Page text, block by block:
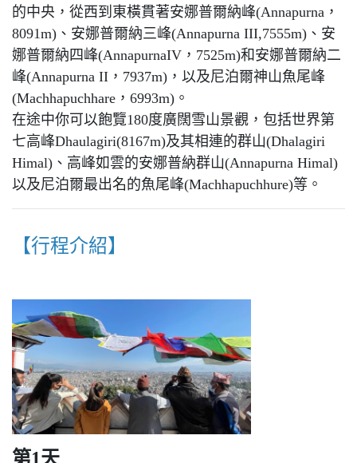
的中央，從西到東橫貫著安娜普爾納峰(Annapurna，
8091m)、安娜普爾納三峰(Annapurna III,7555m)、安
娜普爾納四峰(AnnapurnaIV，7525m)和安娜普爾納二
峰(Annapurna II，7937m)，以及尼泊爾神山魚尾峰
(Machhapuchhare，6993m)。
在途中你可以飽覽180度廣闊雪山景觀，包括世界第
七高峰Dhaulagiri(8167m)及其相連的群山(Dhalagiri
Himal)、高峰如雲的安娜普納群山(Annapurna Himal)
以及尼泊爾最出名的魚尾峰(Machhapuchhure)等。
【行程介紹】
第1天